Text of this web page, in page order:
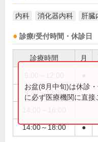
内科 消化器内科 肝臓
診療/受付時間・休診日
診療時間 月
9:30～12:30
14:00～18:00 ●
お盆(8月中旬)は休診
に必ず医療機関に直接